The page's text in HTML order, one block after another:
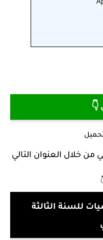
👇
يخص السنة 3 ابتدائي من خلال العنوان التالي
للسنة الثالثة